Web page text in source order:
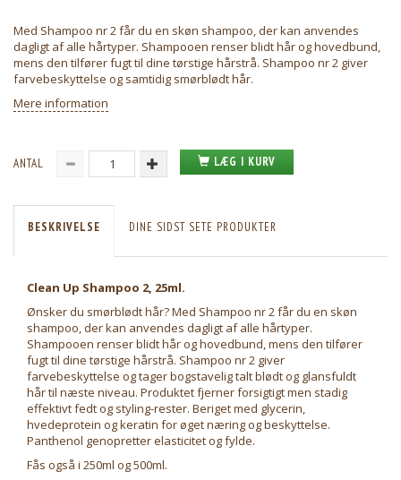
Med Shampoo nr 2 får du en skøn shampoo, der kan anvendes
dagligt af alle hårtyper. Shampooen renser blidt hår og hovedbund,
mens den tilfører fugt til dine tørstige hårstrå. Shampoo nr 2 giver
farvebeskyttelse og samtidig smørblødt hår.
Mere information
ANTAL LÆG I KURV
BESKRIVELSE DINE SIDST SETE PRODUKTER
Clean Up Shampoo 2, 25ml.
Ønsker du smørblødt hår? Med Shampoo nr 2 får du en skøn
shampoo, der kan anvendes dagligt af alle hårtyper.
Shampooen renser blidt hår og hovedbund, mens den tilfører
fugt til dine tørstige hårstrå. Shampoo nr 2 giver
farvebeskyttelse og tager bogstavelig talt blødt og glansfuldt
hår til næste niveau. Produktet fjerner forsigtigt men stadig
effektivt fedt og styling-rester. Beriget med glycerin,
hvedeprotein og keratin for øget næring og beskyttelse.
Panthenol genopretter elasticitet og fylde.
Fås også i 250ml og 500ml.